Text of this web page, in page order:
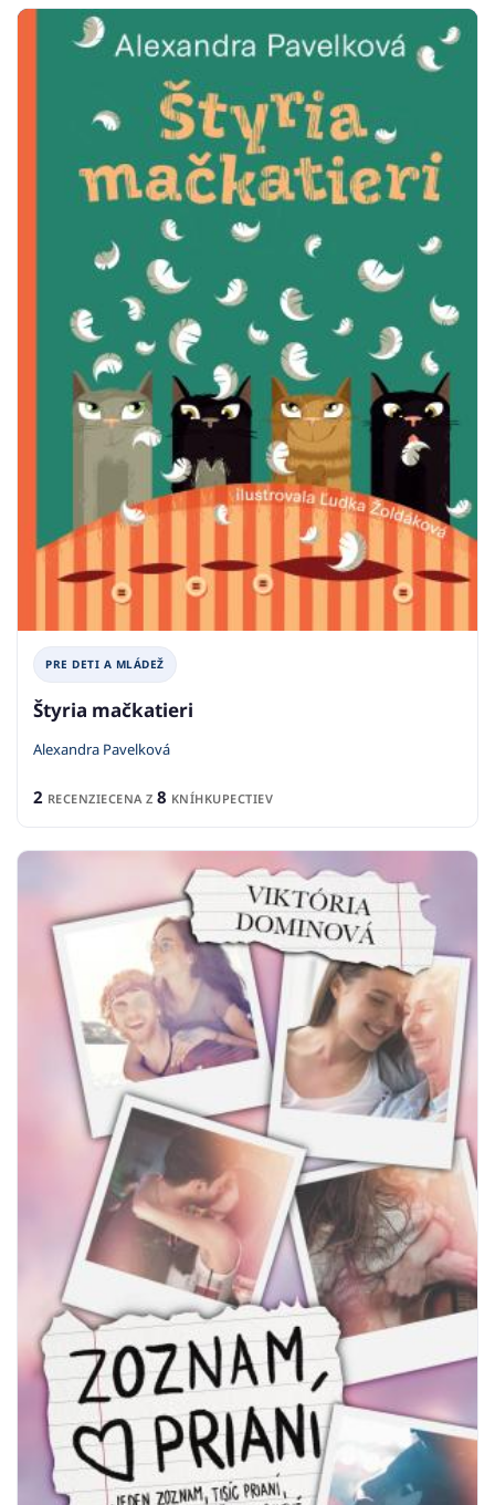
PRE DETI A MLÁDEŽ
Štyria mačkatieri
Alexandra Pavelková
2 RECENZIECENA Z 8 KNÍHKUPECTIEV